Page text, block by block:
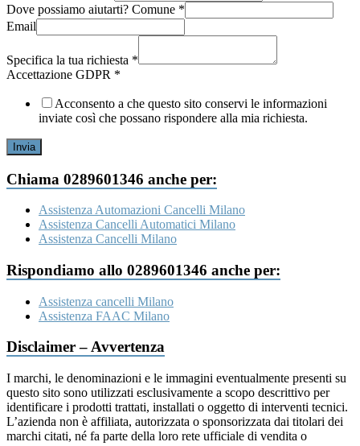
Cognome
Accettazione
Recapito
Dove possiamo aiutarti? Comune *
Email
Specifica la tua richiesta *
Accettazione GDPR *
Acconsento a che questo sito conservi le informazioni
inviate così che possano rispondere alla mia richiesta.
Invia
Chiama 0289601346 anche per:
Assistenza Automazioni Cancelli Milano
Assistenza Cancelli Automatici Milano
Assistenza Cancelli Milano
Rispondiamo allo 0289601346 anche per:
Assistenza cancelli Milano
Assistenza FAAC Milano
Disclaimer – Avvertenza
I marchi, le denominazioni e le immagini eventualmente presenti su
questo sito sono utilizzati esclusivamente a scopo descrittivo per
identificare i prodotti trattati, installati o oggetto di interventi tecnici.
L’azienda non è affiliata, autorizzata o sponsorizzata dai titolari dei
marchi citati, né fa parte della loro rete ufficiale di vendita o